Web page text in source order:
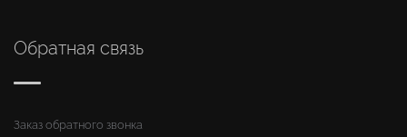
Обратная связь
Заказ обратного звонка